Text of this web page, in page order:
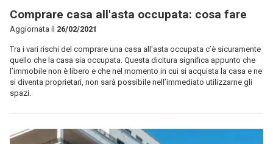
Comprare casa all'asta occupata: cosa fare
Aggiornata il 26/02/2021
Tra i vari rischi del comprare una casa all'asta occupata c’è sicuramente
quello che la casa sia occupata. Questa dicitura significa appunto che
l’immobile non è libero e che nel momento in cui si acquista la casa e ne
si diventa proprietari, non sarà possibile nell’immediato utilizzarne gli
spazi.